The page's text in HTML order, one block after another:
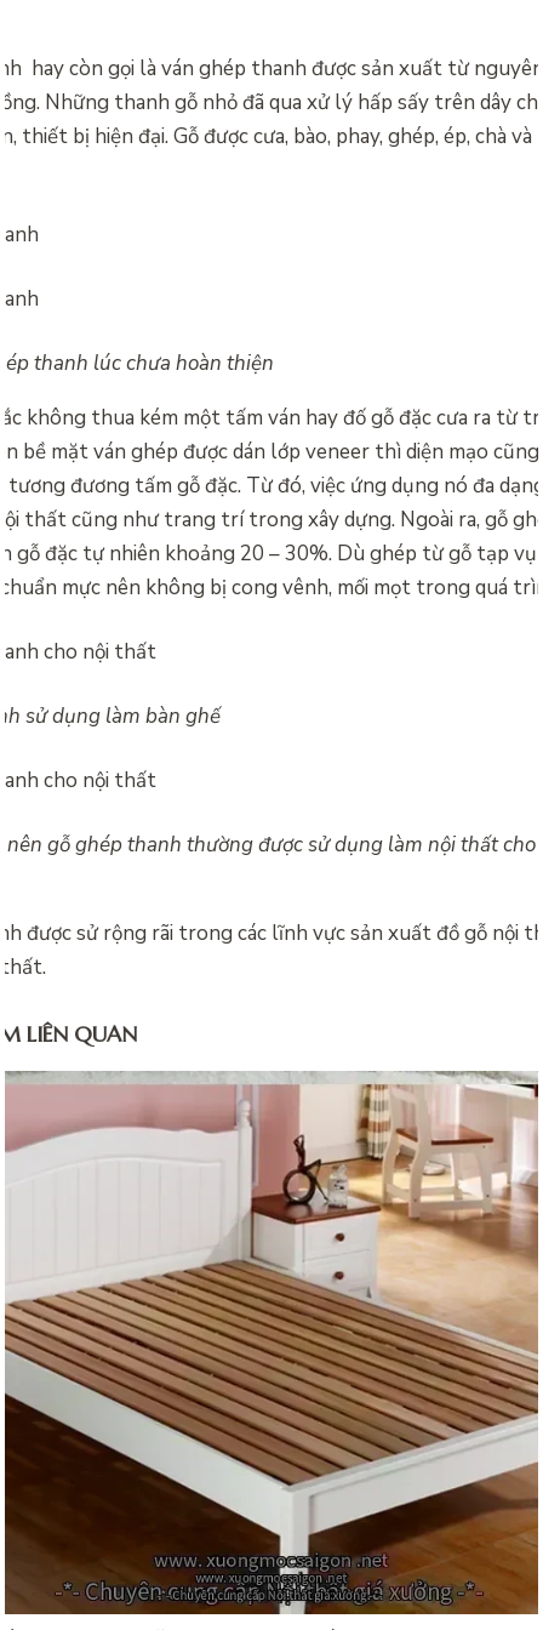
hay còn gọi là ván ghép thanh được sản xuất từ
Những thanh gỗ nhỏ đã qua xử lý hấp sấy trên dây
thiết bị hiện đại. Gỗ được cưa, bào, phay, ghép, ép, chà và
thanh lúc chưa hoàn thiện
không thua kém một tấm ván hay đố gỗ đặc cưa ra từ
bề mặt ván ghép được dán lớp veneer thì diện mạo
tương đương tấm gỗ đặc. Từ đó, việc ứng dụng nó đa
thất cũng như trang trí trong xây dựng. Ngoài ra, gỗ
gỗ đặc tự nhiên khoảng 20 – 30%. Dù ghép từ gỗ tạp
mực nên không bị cong vênh, mối mọt trong quá
sử dụng làm bàn ghế
nên gỗ ghép thanh thường được sử dụng làm nội thất cho
được sử rộng rãi trong các lĩnh vực sản xuất đồ gỗ nội
LIÊN QUAN